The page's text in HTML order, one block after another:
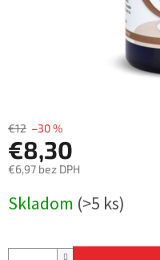
€12 –30 %
€8,30
€6,97 bez DPH
cena:
Skladom (>5 ks)